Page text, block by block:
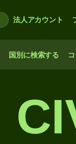
法人アカウント
国別に検索する